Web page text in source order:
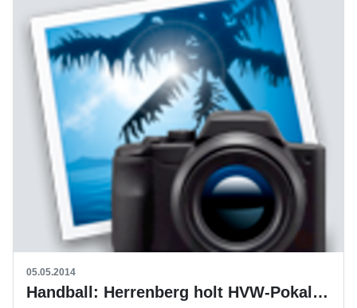
05.05.2014
Handball: Herrenberg holt HVW-Pokal und steigt auf